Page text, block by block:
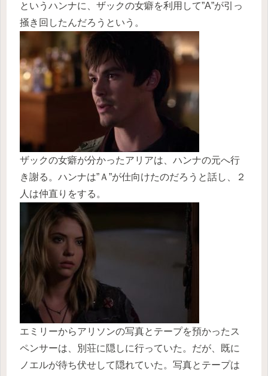
というハンナに、ザックの女癖を利用して”A”が引っ
掻き回したんだろうという。
ザックの女癖が分かったアリアは、ハンナの元へ行
き謝る。ハンナは”Ａ”が仕向けたのだろうと話し、２
人は仲直りをする。
エミリーからアリソンの写真とテープを預かったス
ペンサーは、別荘に隠しに行っていた。だが、既に
ノエルが待ち伏せして隠れていた。写真とテープは